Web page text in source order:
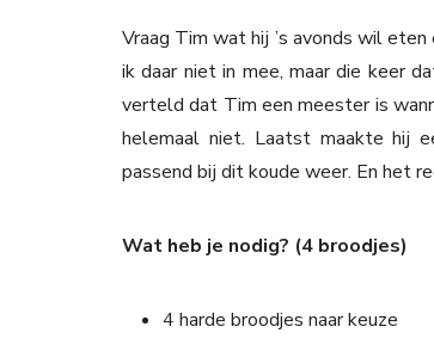
Vraag Tim wat hij ’s avonds wil
ik daar niet in mee, maar die keer
verteld dat Tim een meester is
helemaal niet. Laatst maakte hij
passend bij dit koude weer. En het
Wat heb je nodig? (4 broodjes)
4 harde broodjes naar keuze